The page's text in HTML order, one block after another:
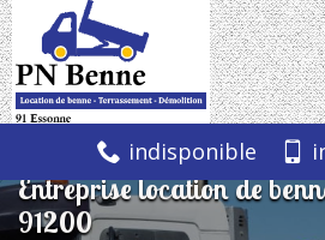
indisponible
Entreprise location de
91200